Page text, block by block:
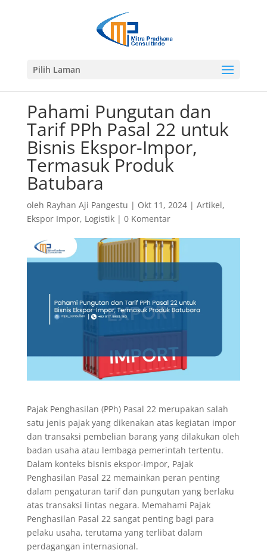
Pilih Laman
Pahami Pungutan dan
Tarif PPh Pasal 22 untuk
Bisnis Ekspor-Impor,
Termasuk Produk
Batubara
oleh Rayhan Aji Pangestu | Okt 11, 2024| Artikel,
Ekspor Impor, Logistik| 0 Komentar
Pajak Penghasilan (PPh) Pasal 22 merupakan salah
satu jenis pajak yang dikenakan atas kegiatan impor
dan transaksi pembelian barang yang dilakukan oleh
badan usaha atau lembaga pemerintah tertentu.
Dalam konteks bisnis ekspor-impor, Pajak
Penghasilan Pasal 22 memainkan peran penting
dalam pengaturan tarif dan pungutan yang berlaku
atas transaksi lintas negara. Memahami Pajak
Penghasilan Pasal 22 sangat penting bagi para
pelaku usaha, terutama yang terlibat dalam
perdagangan internasional.